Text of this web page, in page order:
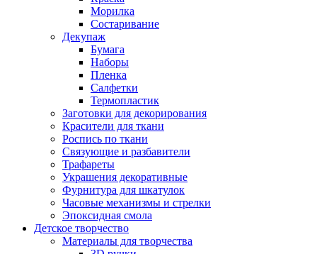
Морилка
Состаривание
Декупаж
Бумага
Наборы
Пленка
Салфетки
Термопластик
Заготовки для декорирования
Красители для ткани
Роспись по ткани
Связующие и разбавители
Трафареты
Украшения декоративные
Фурнитура для шкатулок
Часовые механизмы и стрелки
Эпоксидная смола
Детское творчество
Материалы для творчества